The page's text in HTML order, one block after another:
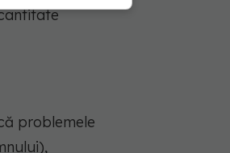
problemele